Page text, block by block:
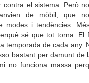
contra el sistema. Però
de mòbil, que
modes i tendències.
sé que tot torna. El
temporada de cada any.
bastant per damunt de
no funciona massa